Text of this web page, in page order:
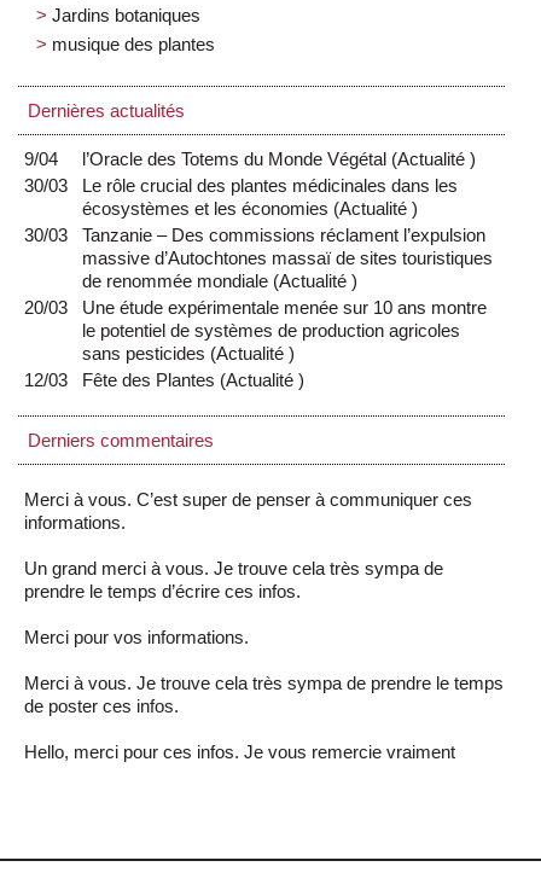
Jardins botaniques
musique des plantes
Dernières actualités
9/04 l’Oracle des Totems du Monde Végétal (Actualité)
30/03
Le rôle crucial des plantes médicinales dans les
écosystèmes et les économies (Actualité)
30/03
Tanzanie – Des commissions réclament l’expulsion
massive d’Autochtones massaï de sites touristiques
de renommée mondiale (Actualité)
20/03
Une étude expérimentale menée sur 10 ans montre
le potentiel de systèmes de production agricoles
sans pesticides (Actualité)
12/03
Fête des Plantes (Actualité)
Derniers commentaires
Merci à vous. C’est super de penser à communiquer ces
informations.
Un grand merci à vous. Je trouve cela très sympa de
prendre le temps d’écrire ces infos.
Merci pour vos informations.
Merci à vous. Je trouve cela très sympa de prendre le temps
de poster ces infos.
Hello, merci pour ces infos. Je vous remercie vraiment